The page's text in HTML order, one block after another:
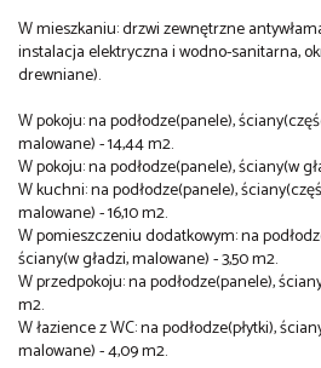
W mieszkaniu: drzwi zewnętrzne
instalacja elektryczna i wodno-sanitarna,
drewniane).
W pokoju: na podłodze(panele),
malowane) - 14,44 m2.
W pokoju: na podłodze(panele), ściany(w
W kuchni: na podłodze(panele),
malowane) - 16,10 m2.
W pomieszczeniu dodatkowym: na
ściany(w gładzi, malowane) - 3,50 m2.
W przedpokoju: na podłodze(panele),
m2.
W łazience z WC: na podłodze(płytki),
malowane) - 4,09 m2.